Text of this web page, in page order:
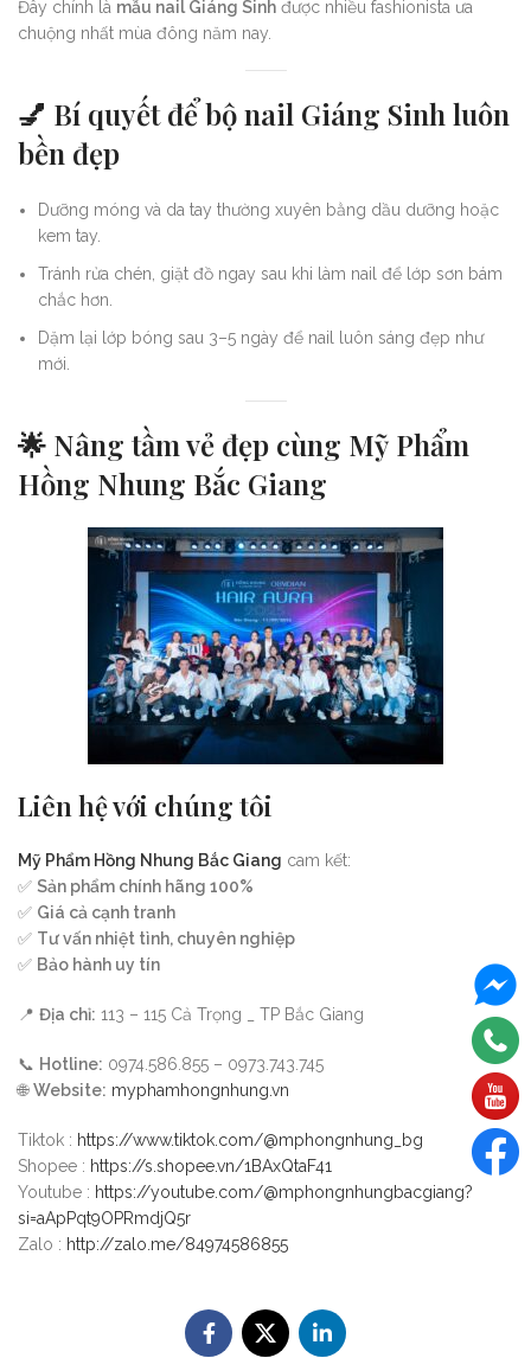
Đây chính là mẫu nail Giáng Sinh được nhiều fashionista ưa
chuộng nhất mùa đông năm nay.
💅 Bí quyết để bộ nail Giáng Sinh luôn
bền đẹp
Dưỡng móng và da tay thường xuyên bằng dầu dưỡng hoặc
kem tay.
Tránh rửa chén, giặt đồ ngay sau khi làm nail để lớp sơn bám
chắc hơn.
Dặm lại lớp bóng sau 3–5 ngày để nail luôn sáng đẹp như
mới.
🌟 Nâng tầm vẻ đẹp cùng Mỹ Phẩm
Hồng Nhung Bắc Giang
Liên hệ với chúng tôi
Mỹ Phẩm Hồng Nhung Bắc Giang cam kết:
✅ Sản phẩm chính hãng 100%
✅ Giá cả cạnh tranh
✅ Tư vấn nhiệt tình, chuyên nghiệp
✅ Bảo hành uy tín
📍 Địa chỉ: 113 – 115 Cả Trọng _ TP Bắc Giang
📞 Hotline: 0974.586.855 – 0973.743.745
🌐Website: myphamhongnhung.vn
Tiktok : https://www.tiktok.com/@mphongnhung_bg
Shopee : https://s.shopee.vn/1BAxQtaF41
Youtube : https://youtube.com/@mphongnhungbacgiang?
si=aApPqt9OPRmdjQ5r
Zalo : http://zalo.me/84974586855